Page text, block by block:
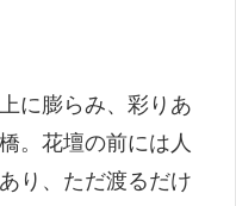
に膨らみ、彩りあ
。花壇の前には人
り、ただ渡るだけ